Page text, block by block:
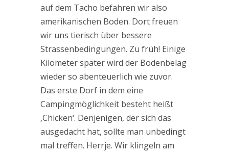
auf dem Tacho befahren wir also
amerikanischen Boden. Dort freuen
wir uns tierisch über bessere
Strassenbedingungen. Zu früh! Einige
Kilometer später wird der Bodenbelag
wieder so abenteuerlich wie zuvor.
Das erste Dorf in dem eine
Campingmöglichkeit besteht heißt
‚Chicken‘. Denjenigen, der sich das
ausgedacht hat, sollte man unbedingt
mal treffen. Herrje. Wir klingeln am